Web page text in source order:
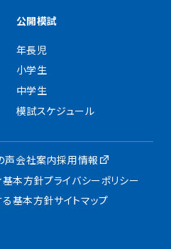
公開模試
年長児
小学生
中学生
模試スケジュール
声会社案内採用情報
基本方針プライバシーポリシー
る基本方針サイトマップ